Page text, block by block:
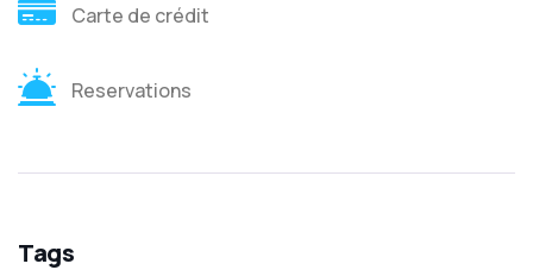
Carte de crédit
Reservations
Tags